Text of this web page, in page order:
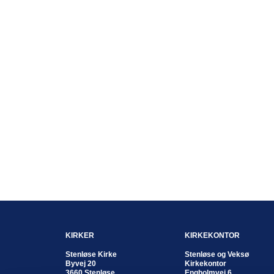
KIRKER
Stenløse Kirke
Byvej 20
KIRKEKONTOR
Stenløse og Veksø
Kirkekontor